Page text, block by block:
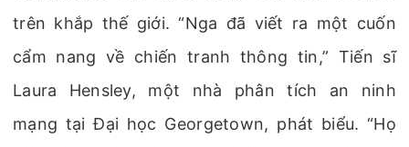
trên khắp thế giới. “Nga đã viết ra một cuốn
cẩm nang về chiến tranh thông tin,” Tiến sĩ
Laura Hensley, một nhà phân tích an ninh
mạng tại Đại học Georgetown, phát biểu. “Họ